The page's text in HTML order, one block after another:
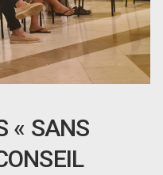
« SANS